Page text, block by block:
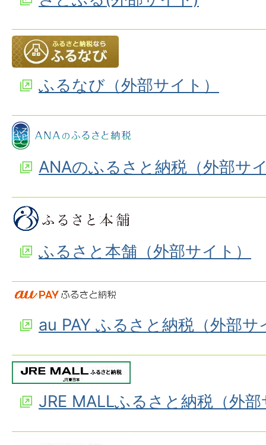
ふるなび（外部サイト）
ANAのふるさと納税（外部サ
ふるさと本舗（外部サイト）
au PAY ふるさと納税（外部サ
JRE MALLふるさと納税（外